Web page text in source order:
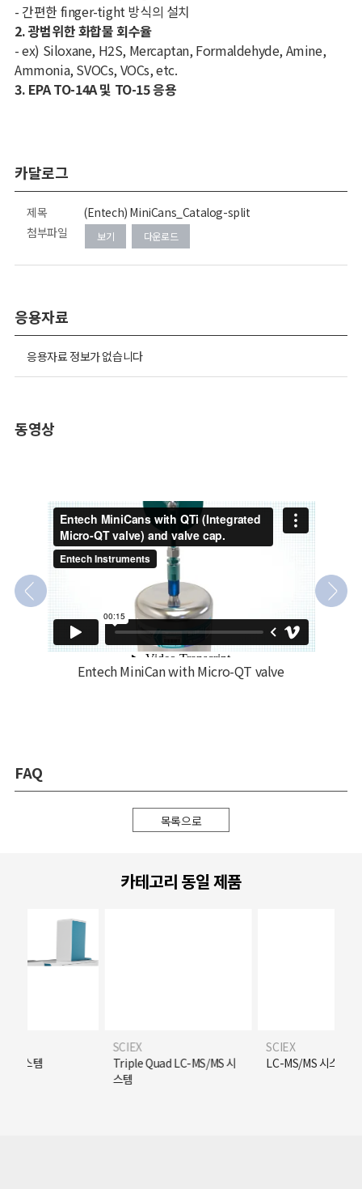
- 간편한 finger-tight 방식의 설치
2. 광범위한 화합물 회수율
- ex) Siloxane, H2S, Mercaptan, Formaldehyde, Amine,
Ammonia, SVOCs, VOCs, etc.
3. EPA TO-14A 및 TO-15 응용
카달로그
제목
(Entech) MiniCans_Catalog-split
첨부파일
보기 다운로드
응용자료
응용자료 정보가 없습니다
동영상
Entech MiniCan with Micro-QT valve
FAQ
목록으로
카테고리 동일 제품
시스템
SCIEX
Triple Quad LC-MS/MS 시
스템
SCIEX
LC-MS/MS 시스템